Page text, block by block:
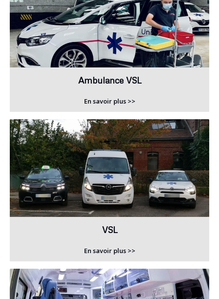
Ambulance VSL
En savoir plus >>
VSL
En savoir plus >>